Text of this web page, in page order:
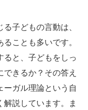
子どもの言動は、
ことも多いです。
ると、子どもをしっ
きるか？その答え
ーガル理論という自
説しています。ま